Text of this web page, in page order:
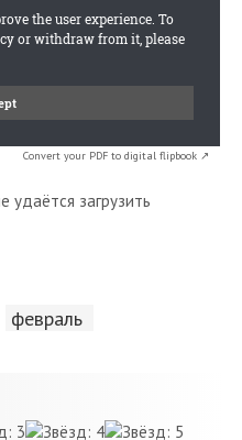
Convert your PDF to digital flipbook ↗
удаётся загрузить
февраль